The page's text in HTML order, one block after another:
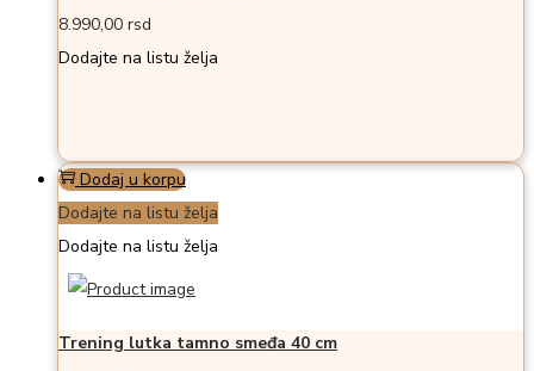
8.990,00 rsd
Dodajte na listu želja
Dodaj u korpu
Dodajte na listu želja
Dodajte na listu želja
Trening lutka tamno smeđa 40 cm